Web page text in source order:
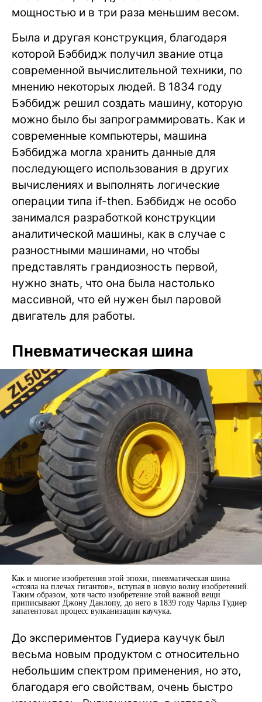
мощностью и в три раза меньшим весом.
Была и другая конструкция, благодаря
которой Бэббидж получил звание отца
современной вычислительной техники, по
мнению некоторых людей. В 1834 году
Бэббидж решил создать машину, которую
можно было бы запрограммировать. Как и
современные компьютеры, машина
Бэббиджа могла хранить данные для
последующего использования в других
вычислениях и выполнять логические
операции типа if-then. Бэббидж не особо
занимался разработкой конструкции
аналитической машины, как в случае с
разностными машинами, но чтобы
представлять грандиозность первой,
нужно знать, что она была настолько
массивной, что ей нужен был паровой
двигатель для работы.
Пневматическая шина
Как и многие изобретения этой эпохи, пневматическая шина
«стояла на плечах гигантов», вступая в новую волну изобретений.
Таким образом, хотя часто изобретение этой важной вещи
приписывают Джону Данлопу, до него в 1839 году Чарльз Гудиер
запатентовал процесс вулканизации каучука.
До экспериментов Гудиера каучук был
весьма новым продуктом с относительно
небольшим спектром применения, но это,
благодаря его свойствам, очень быстро